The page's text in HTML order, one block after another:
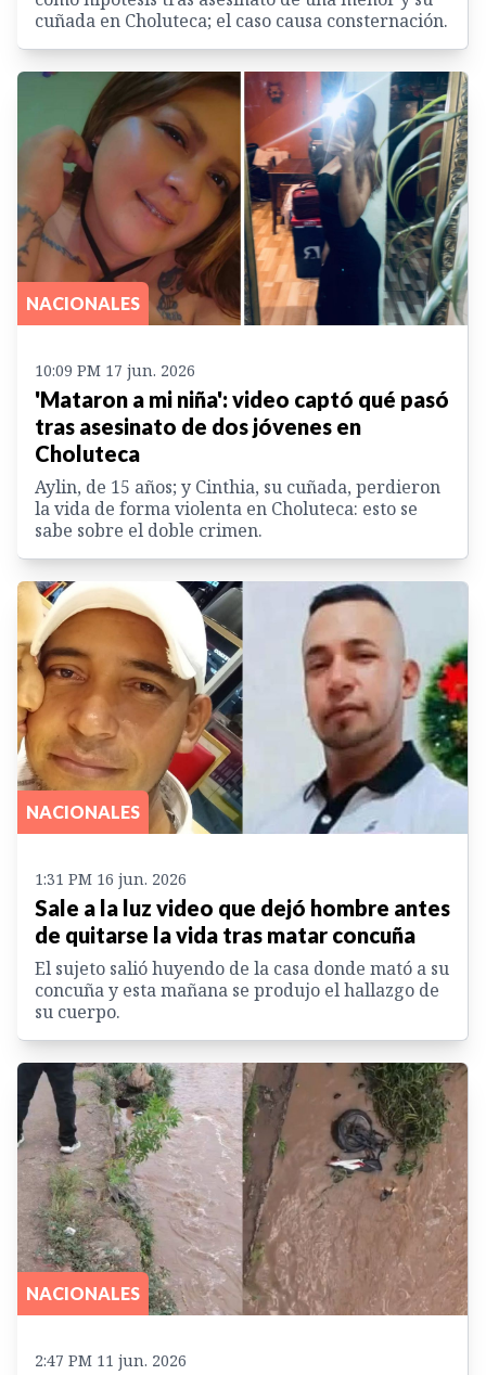
cuñada en Choluteca; el caso causa consternación.
NACIONALES
10:09 PM 17 jun. 2026
'Mataron a mi niña': video captó qué pasó
tras asesinato de dos jóvenes en
Choluteca
Aylin, de 15 años; y Cinthia, su cuñada, perdieron
la vida de forma violenta en Choluteca: esto se
sabe sobre el doble crimen.
NACIONALES
1:31 PM 16 jun. 2026
Sale a la luz video que dejó hombre antes
de quitarse la vida tras matar concuña
El sujeto salió huyendo de la casa donde mató a su
concuña y esta mañana se produjo el hallazgo de
su cuerpo.
NACIONALES
2:47 PM 11 jun. 2026